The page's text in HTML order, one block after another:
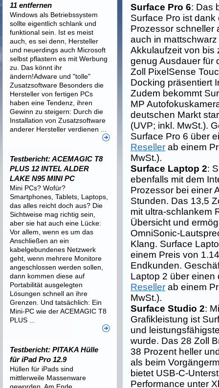
Surface Pro 6: Das
Surface Pro ist
Prozessor schneller
auch in
Akkulaufzeit von bis
genug Ausdauer für
Zoll PixelSense
Docking präsentiert
Zudem bekommt
MP
deutschen Markt
(UVP; inkl. MwSt.).
Surface Pro 6 über
Reseller ab einem
MwSt.).
Surface Laptop 2:
ebenfalls mit dem
Prozessor bei einer
Stunden. Das 13,5
mit ultra-schlankem
Übersicht und
OmniSonic-
Klang. Surface
einem Preis von
Endkunden.
Laptop 2 über
Reseller ab einem
MwSt.).
Surface Studio 2:
Grafikleistung ist
und
wurde. Das 28 Zoll
38 Prozent heller
als beim
bietet USB-C-
Performance unter
11 entfernen
Windows als Betriebssystem
sollte eigentlich schlank und
funktional sein. Ist es meist
auch, es sei denn, Hersteller
und neuerdings auch Microsoft
selbst pflastern es mit Werbung
zu. Das könnt ihr
ändern!Adware und "tolle"
Zusatzsoftware Besonders die
Hersteller von fertigen PCs
haben eine Tendenz, ihren
Gewinn zu steigern: Durch die
Installation von Zusatzsoftware
anderer Hersteller verdienen ...
Testbericht: ACEMAGIC T8
PLUS 12 INTEL ALDER
LAKE N95 MINI PC
Mini PCs? Wofür?
Smartphones, Tablets, Laptops,
das alles reicht doch aus? Die
Sichtweise mag richtig sein,
aber sie hat auch eine Lücke:
Vor allem, wenn es um das
Anschließen an ein
kabelgebundenes Netzwerk
geht, wenn mehrere Monitore
angeschlossen werden sollen,
dann kommen diese auf
Portabilität ausgelegten
Lösungen schnell an ihre
Grenzen. Und tatsächlich: Ein
Mini-PC wie der ACEMAGIC T8
PLUS ...
Testbericht: PITAKA Hülle
für iPad Pro 12.9
Hüllen für iPads sind
mittlerweile Massenware